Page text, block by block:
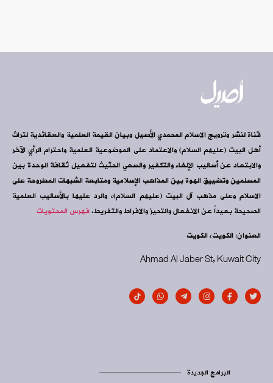
قناة لنشر وترويج الاسلام المحمدي الأصيل وبيان القيمة العلمية والعقائدية لتراث
أهل البيت (عليهم السلام) والاعتماد على الموضوعية العلمية واحترام الرأي الآخر
والابتعاد عن أساليب الإلغاء والتكفير والسعي الحثيث لتفعيل ثقافة الوحدة بين
المسلمين وتضييق الهوة بين المذاهب الإسلامية ومتابعة الشبهات المطروحة على
الاسلام وعلى مذهب آل البيت (عليهم السلام)، والرد عليها بالأساليب العلمية
الصحيحة بعيداً عن الانفعال والتحيز والافراط والتفريط.فهرس المحتويات
العنوان: الكويت، الكويت
Ahmad Al Jaber St, Kuwait City
البرامج الجديدة